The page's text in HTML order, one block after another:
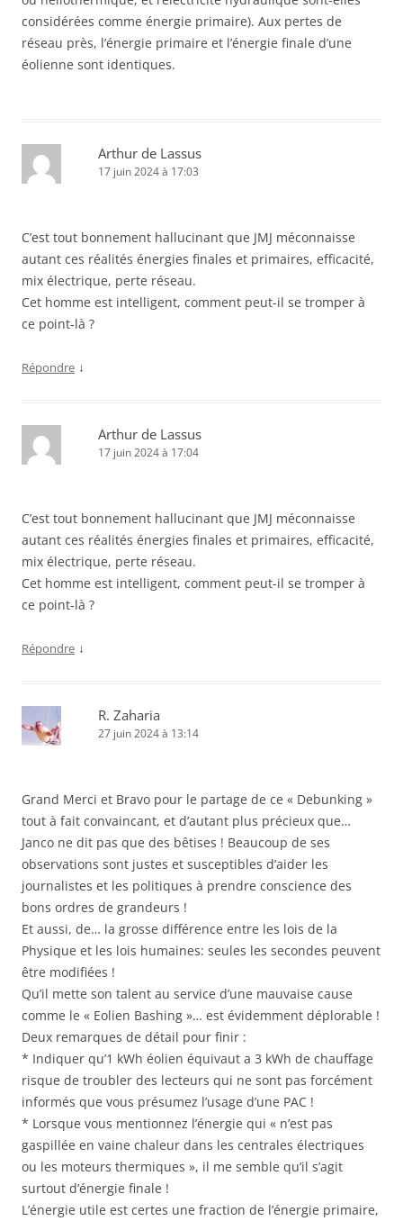
considérées comme énergie primaire). Aux pertes de
réseau près, l’énergie primaire et l’énergie finale d’une
éolienne sont identiques.
Arthur de Lassus
17 juin 2024 à 17:03
C’est tout bonnement hallucinant que JMJ méconnaisse
autant ces réalités énergies finales et primaires, efficacité,
mix électrique, perte réseau.
Cet homme est intelligent, comment peut-il se tromper à
ce point-là ?
Répondre ↓
Arthur de Lassus
17 juin 2024 à 17:04
C’est tout bonnement hallucinant que JMJ méconnaisse
autant ces réalités énergies finales et primaires, efficacité,
mix électrique, perte réseau.
Cet homme est intelligent, comment peut-il se tromper à
ce point-là ?
Répondre ↓
R. Zaharia
27 juin 2024 à 13:14
Grand Merci et Bravo pour le partage de ce « Debunking »
tout à fait convaincant, et d’autant plus précieux que…
Janco ne dit pas que des bêtises ! Beaucoup de ses
observations sont justes et susceptibles d’aider les
journalistes et les politiques à prendre conscience des
bons ordres de grandeurs !
Et aussi, de… la grosse différence entre les lois de la
Physique et les lois humaines: seules les secondes peuvent
être modifiées !
Qu’il mette son talent au service d’une mauvaise cause
comme le « Eolien Bashing »… est évidemment déplorable !
Deux remarques de détail pour finir :
* Indiquer qu’1 kWh éolien équivaut a 3 kWh de chauffage
risque de troubler des lecteurs qui ne sont pas forcément
informés que vous présumez l’usage d’une PAC !
* Lorsque vous mentionnez l’énergie qui « n’est pas
gaspillée en vaine chaleur dans les centrales électriques
ou les moteurs thermiques », il me semble qu’il s’agit
surtout d’énergie finale !
L’énergie utile est certes une fraction de l’énergie primaire,